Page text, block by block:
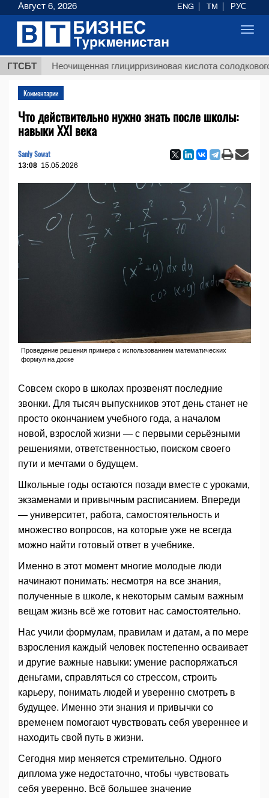
ГТСБТ
Неочищенная глицирризиновая кислота солодкового корня
Комментарии
Что действительно нужно знать после школы:
навыки XXI века
Sanly Sowat
13:08 15.05.2026
Проведение решения примера с использованием математических
формул на доске
Совсем скоро в школах прозвенят последние
звонки. Для тысяч выпускников этот день станет не
просто окончанием учебного года, а началом
новой, взрослой жизни — с первыми серьёзными
решениями, ответственностью, поиском своего
пути и мечтами о будущем.
Школьные годы остаются позади вместе с уроками,
экзаменами и привычным расписанием. Впереди
— университет, работа, самостоятельность и
множество вопросов, на которые уже не всегда
можно найти готовый ответ в учебнике.
Именно в этот момент многие молодые люди
начинают понимать: несмотря на все знания,
полученные в школе, к некоторым самым важным
вещам жизнь всё же готовит нас самостоятельно.
Нас учили формулам, правилам и датам, а по мере
взросления каждый человек постепенно осваивает
и другие важные навыки: умение распоряжаться
деньгами, справляться со стрессом, строить
карьеру, понимать людей и уверенно смотреть в
будущее. Именно эти знания и привычки со
временем помогают чувствовать себя увереннее и
находить свой путь в жизни.
Сегодня мир меняется стремительно. Одного
диплома уже недостаточно, чтобы чувствовать
себя уверенно. Всё большее значение
Август 6, 2026 ENG TM РУС